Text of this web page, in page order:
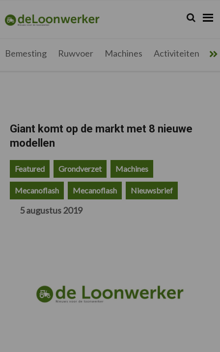
de
hoofdnavigatie
de
hoofd
de
eerste
de
voettekst
deloonwerker.be Zoeken...
Zoek
Bemesting Ruwvoer Machines Activiteiten
Giant komt op de markt met 8 nieuwe
modellen
Featured Grondverzet Machines
Mecanoflash Mecanoflash Nieuwsbrief
5 augustus 2019